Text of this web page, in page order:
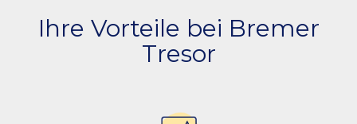
umfassenden Schutz für Ihre wertvollsten Besitztümer.
Ihre Vorteile bei Bremer
Tresor